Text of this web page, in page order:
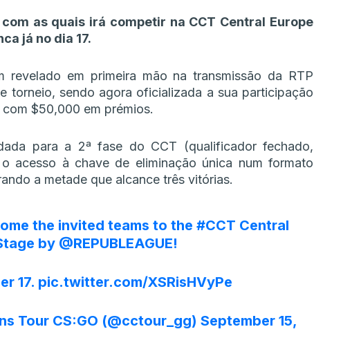
as quais irá competir na CCT Central Europe
já no dia 17.
revelado em primeira mão na transmissão da RTP
torneio, sendo agora oficializada a sua participação
$50,000 em prémios.
para a 2ª fase do CCT (qualificador fechado,
acesso à chave de eliminação única num formato
a metade que alcance três vitórias.
the invited teams to the #CCT Central
by @REPUBLEAGUE!
17. pic.twitter.com/XSRisHVyPe
Tour CS:GO (@cctour_gg) September 15,